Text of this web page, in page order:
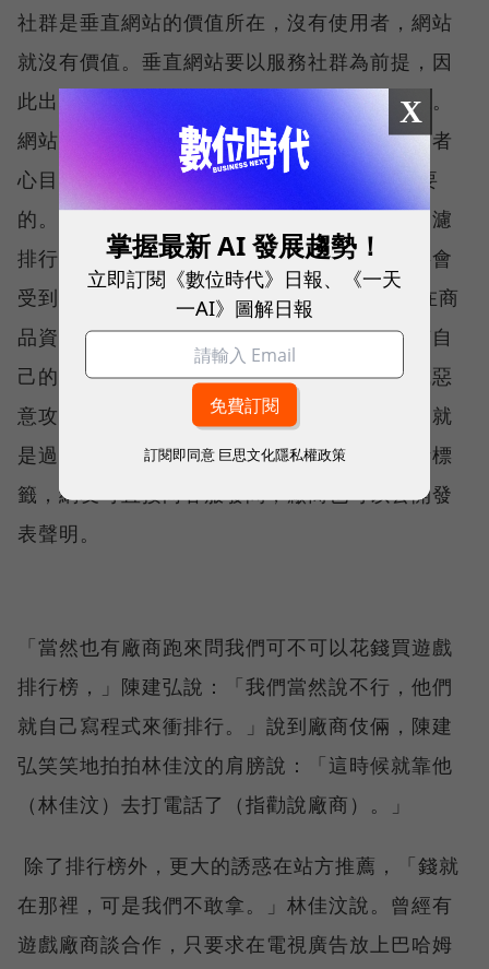
社群是垂直網站的價值所在，沒有使用者，網站
就沒有價值。垂直網站要以服務社群為前提，因
此出錢的（廣告主）不是老大，使用者才是王。
網站經營者最重要的考量是使用者，並在使用者
心目中建立公信力。 一定的原則和手腕是必要
的。每天晚上，巴哈姆特的工程師都在分析過濾
排行榜的數據，雖然因此瀏覽人次與流量數字會
受到影響，他們還是務求排行榜的公信力。 在商
品資訊曝光及討論區經營方面，巴哈姆特也有自
己的編輯台判斷，並且強力杜絕暗樁、廣告或惡
意攻擊對手的現象。就拿駐站客服人員來說，就
是過去廠商暗樁的合法化，由站方為廠商設計標
籤，網友可直接向客服發問，廠商也可以公開發
表聲明。
「當然也有廠商跑來問我們可不可以花錢買遊戲
排行榜，」陳建弘說：「我們當然說不行，他們
就自己寫程式來衝排行。」說到廠商伎倆，陳建
弘笑笑地拍拍林佳汶的肩膀說：「這時候就靠他
（林佳汶）去打電話了（指勸說廠商）。」
除了排行榜外，更大的誘惑在站方推薦，「錢就
在那裡，可是我們不敢拿。」林佳汶說。曾經有
遊戲廠商談合作，只要求在電視廣告放上巴哈姆
X
掌握最新 AI 發展趨勢！
立即訂閱《數位時代》日報、《一天
一AI》圖解日報
訂閱即同意 巨思文化隱私權政策